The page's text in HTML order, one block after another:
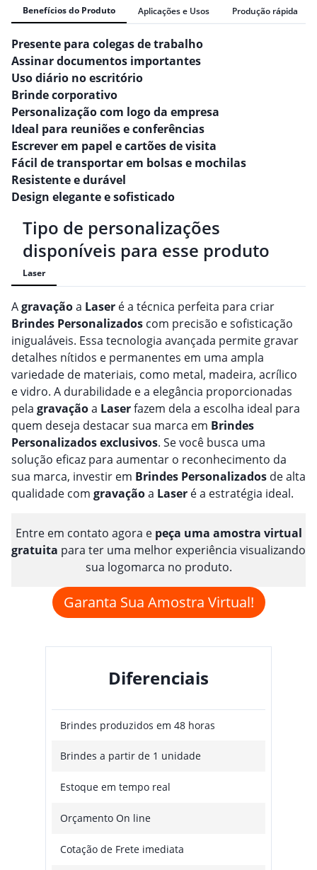
Benefícios do Produto Aplicações e Usos Produção rápida
Presente para colegas de trabalho
Assinar documentos importantes
Uso diário no escritório
Brinde corporativo
Personalização com logo da empresa
Ideal para reuniões e conferências
Escrever em papel e cartões de visita
Fácil de transportar em bolsas e mochilas
Resistente e durável
Design elegante e sofisticado
Tipo de personalizações
disponíveis para esse produto
Laser
Agravaçãoa Laser é a técnica perfeita para criar
Brindes Personalizados com precisão e sofisticação
inigualáveis. Essa tecnologia avançada permite gravar
detalhes nítidos e permanentes em uma ampla
variedade de materiais, como metal, madeira, acrílico
e vidro. A durabilidade e a elegância proporcionadas
pela gravaçãoa Laserfazem dela a escolha ideal para
quem deseja destacar sua marca em Brindes
Personalizadosexclusivos. Se você busca uma
solução eficaz para aumentar o reconhecimento da
sua marca, investir em Brindes Personalizados de alta
qualidade com gravaçãoa Laser é a estratégia ideal.
Entre em contato agora e peça uma amostra virtual
gratuita para ter uma melhor experiência visualizando
sua logomarca no produto.
Garanta Sua Amostra Virtual!
Diferenciais
Brindes produzidos em 48 horas
Brindes a partir de 1 unidade
Estoque em tempo real
Orçamento On line
Cotação de Frete imediata